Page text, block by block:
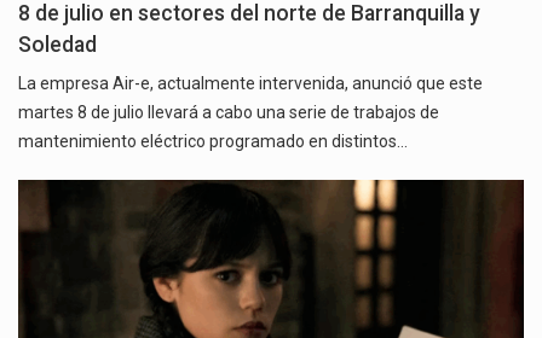
8 de julio en sectores del norte de Barranquilla y
Soledad
La empresa Air-e, actualmente intervenida, anunció que este
martes 8 de julio llevará a cabo una serie de trabajos de
mantenimiento eléctrico programado en distintos…